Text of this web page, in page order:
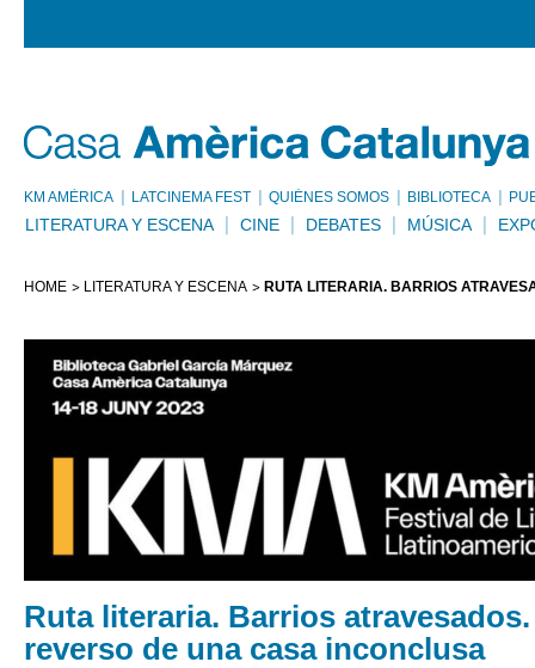
KM AMÈRICA LATCINEMA FEST QUIÉNES SOMOS BIBLIOTECA
LITERATURA Y ESCENA CINE DEBATES MÚSICA
HOME LITERATURA Y ESCENA RUTA LITERARIA. BARRIOS
Ruta literaria. Barrios
reverso de una casa inconclusa